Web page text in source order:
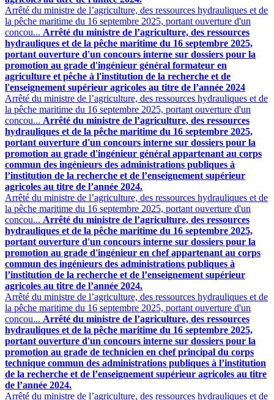
Arrêté du ministre de l’agriculture, des ressources hydrauliques et de
la pêche maritime du 16 septembre 2025, portant ouverture d'un
concou... Arrêté du ministre de l’agriculture, des ressources
hydrauliques et de la pêche maritime du 16 septembre 2025,
portant ouverture d'un concours interne sur dossiers pour la
promotion au grade d'ingénieur général formateur en
agriculture et pêche à l'institution de la recherche et de
l'enseignement supérieur agricoles au titre de l’année 2024
Arrêté du ministre de l’agriculture, des ressources hydrauliques et de
la pêche maritime du 16 septembre 2025, portant ouverture d'un
concou... Arrêté du ministre de l’agriculture, des ressources
hydrauliques et de la pêche maritime du 16 septembre 2025,
portant ouverture d'un concours interne sur dossiers pour la
promotion au grade d'ingénieur général appartenant au corps
commun des ingénieurs des administrations publiques à
l’institution de la recherche et de l’enseignement supérieur
agricoles au titre de l’année 2024.
Arrêté du ministre de l’agriculture, des ressources hydrauliques et de
la pêche maritime du 16 septembre 2025, portant ouverture d'un
concou... Arrêté du ministre de l’agriculture, des ressources
hydrauliques et de la pêche maritime du 16 septembre 2025,
portant ouverture d'un concours interne sur dossiers pour la
promotion au grade d'ingénieur en chef appartenant au corps
commun des ingénieurs des administrations publiques à
l’institution de la recherche et de l’enseignement supérieur
agricoles au titre de l’année 2024.
Arrêté du ministre de l’agriculture, des ressources hydrauliques et de
la pêche maritime du 16 septembre 2025, portant ouverture d'un
concou... Arrêté du ministre de l’agriculture, des ressources
hydrauliques et de la pêche maritime du 16 septembre 2025,
portant ouverture d'un concours interne sur dossiers pour la
promotion au grade de technicien en chef principal du corps
technique commun des administrations publiques à l’institution
de la recherche et de l’enseignement supérieur agricoles au titre
de l’année 2024.
Arrêté du ministre de l’agriculture, des ressources hydrauliques et de